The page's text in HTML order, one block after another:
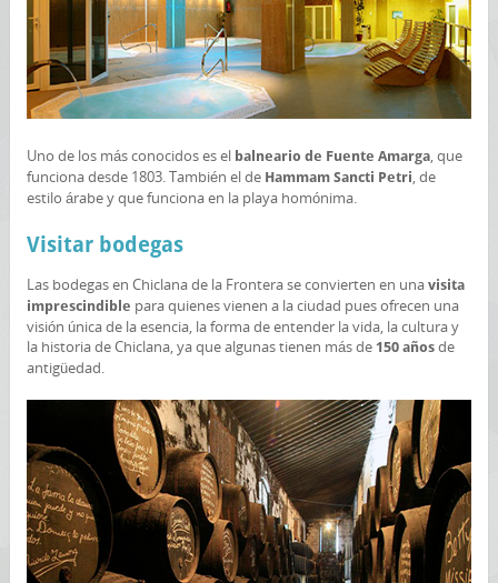
Uno de los más conocidos es el balneario de Fuente Amarga, que
funciona desde 1803. También el de Hammam Sancti Petri, de
estilo árabe y que funciona en la playa homónima.
Visitar bodegas
Las bodegas en Chiclana de la Frontera se convierten en una visita
imprescindible para quienes vienen a la ciudad pues ofrecen una
visión única de la esencia, la forma de entender la vida, la cultura y
la historia de Chiclana, ya que algunas tienen más de 150 añosde
antigüedad.